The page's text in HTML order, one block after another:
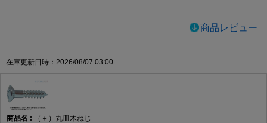
商品レビュー
在庫更新日時：2026/08/07 03:00
（＋）丸皿木ねじ